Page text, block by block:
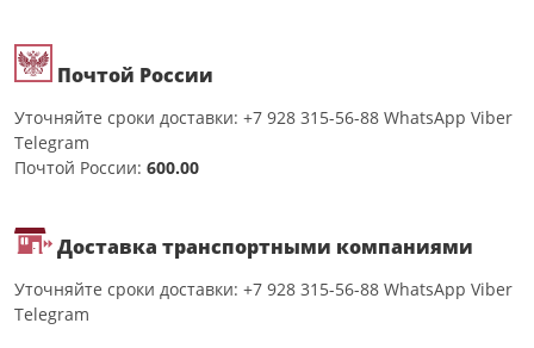
Почтой России
Уточняйте сроки доставки: +7 928 315-56-88 WhatsApp Viber
Telegram
Почтой России: 600.00
Доставка транспортными компаниями
Уточняйте сроки доставки: +7 928 315-56-88 WhatsApp Viber
Telegram